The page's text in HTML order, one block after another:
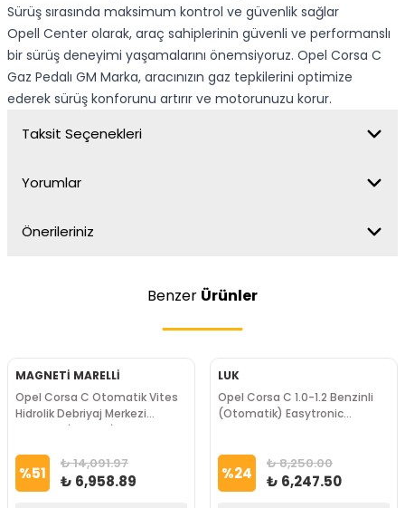
Sürüş sırasında maksimum kontrol ve güvenlik sağlar
Opell Center olarak, araç sahiplerinin güvenli ve performanslı
bir sürüş deneyimi yaşamalarını önemsiyoruz. Opel Corsa C
Gaz Pedalı GM Marka, aracınızın gaz tepkilerini optimize
ederek sürüş konforunu artırır ve motorunuzu korur.
Taksit Seçenekleri
Yorumlar
Önerileriniz
Benzer Ürünler
MAGNETİ MARELLİ
Opel Corsa C Otomatik Vites
Hidrolik Debriyaj Merkezi
MAGNETTİ MARELLİ Marka
%51 ₺ 14,091.97
₺ 6,958.89
LUK
Opel Corsa C 1.0-1.2 Benzinli
(Otomatik) Easytronic
%24 ₺ 8,250.00
₺ 6,247.50